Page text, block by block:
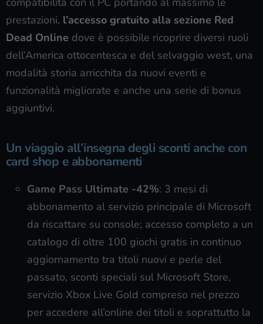
prestazioni, l’accesso gratuito alla sezione Red
Dead Online dove è possibile ricoprire diversi ruoli
dell’America ottocentesca e del selvaggio west, una
modalità storia arricchita da nuovi eventi e
funzionalità migliorate e anche una serie di bonus
aggiuntivi.
Un viaggio all’insegna degli sconti anche con
card shop e abbonamenti
Game Pass Ultimate -42%: 3 mesi di
abbonamento al servizio principale di Microsoft
da riscattare su console; accesso completo a un
catalogo di oltre 100 giochi gratis in continuo
aggiornamento tra titoli nuovi e perle del
passato, sconti speciali sul Microsoft Store,
servizio Xbox Live Gold compreso nel prezzo
per accedere all’online dei titoli e soprattutto la